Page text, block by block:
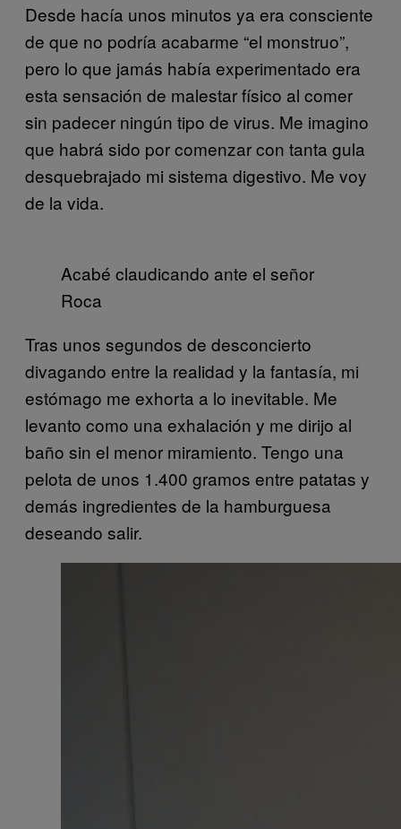
Desde hacía unos minutos ya era consciente
de que no podría acabarme “el monstruo”,
pero lo que jamás había experimentado era
esta sensación de malestar físico al comer
sin padecer ningún tipo de virus. Me imagino
que habrá sido por comenzar con tanta gula
desquebrajado mi sistema digestivo. Me voy
de la vida.
Acabé claudicando ante el señor
Roca
Tras unos segundos de desconcierto
divagando entre la realidad y la fantasía, mi
estómago me exhorta a lo inevitable. Me
levanto como una exhalación y me dirijo al
baño sin el menor miramiento. Tengo una
pelota de unos 1.400 gramos entre patatas y
demás ingredientes de la hamburguesa
deseando salir.